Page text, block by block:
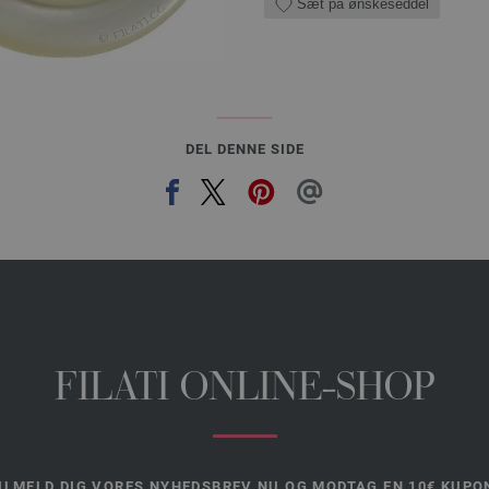
Sæt på ønskeseddel
DEL DENNE SIDE
FILATI ONLINE-SHOP
DIG VORES NYHEDSBREV NU OG MODTAG EN 10€